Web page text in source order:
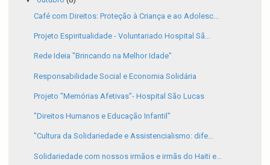
Café com Direitos: Proteção à Criança e ao Adolesc...
Projeto Espiritualidade - Voluntariado Hospital Sã...
Rede Ideia "Brincando na Melhor Idade"
Responsabilidade Social e Economia Solidária
Projeto "Memórias Afetivas"- Hospital São Lucas
"Direitos Humanos e Educação Infantil"
"Cultura da Solidariedade e Assistencialismo: dife...
Solidariedade com nossos irmãos e irmãs do Haiti e...